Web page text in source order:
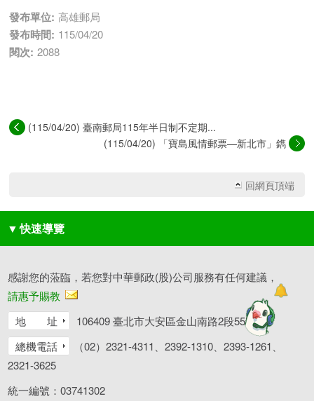
發布單位: 高雄郵局
發布時間: 115/04/20
閱次: 2088
(115/04/20) 臺南郵局115年半日制不定期...
(115/04/20) 「寶島風情郵票—新北市」鐫
回網頁頂端
▼ 快速導覽
感謝您的蒞臨，若您對中華郵政(股)公司服務有任何建議，
請惠予賜教
地 址
106409 臺北市大安區金山南路2段55號
總機電話
（02）2321-4311、2392-1310、2393-1261、
2321-3625
統一編號：03741302